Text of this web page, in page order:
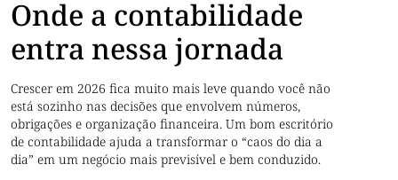
Onde a contabilidade
entra nessa jornada
Crescer em 2026 fica muito mais leve quando você não
está sozinho nas decisões que envolvem números,
obrigações e organização financeira. Um bom escritório
de contabilidade ajuda a transformar o “caos do dia a
dia” em um negócio mais previsível e bem conduzido.